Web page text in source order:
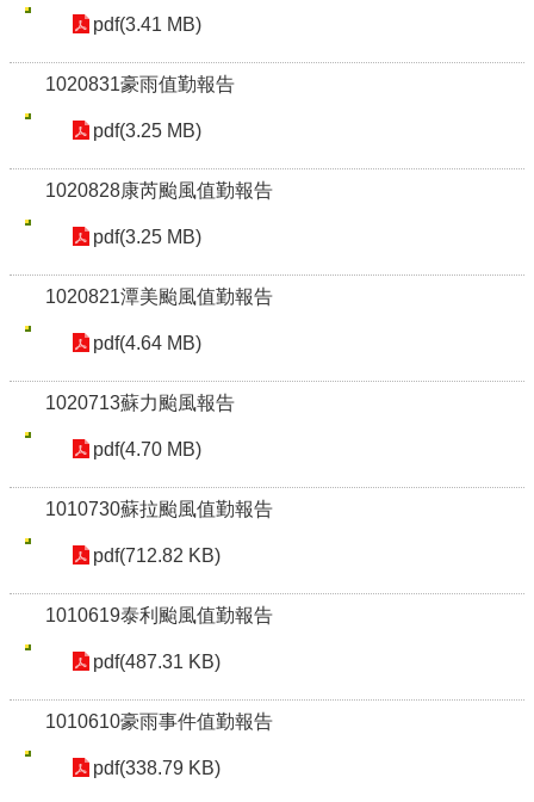
pdf(3.41 MB)
1020831豪雨值勤報告
pdf(3.25 MB)
1020828康芮颱風值勤報告
pdf(3.25 MB)
1020821潭美颱風值勤報告
pdf(4.64 MB)
1020713蘇力颱風報告
pdf(4.70 MB)
1010730蘇拉颱風值勤報告
pdf(712.82 KB)
1010619泰利颱風值勤報告
pdf(487.31 KB)
1010610豪雨事件值勤報告
pdf(338.79 KB)